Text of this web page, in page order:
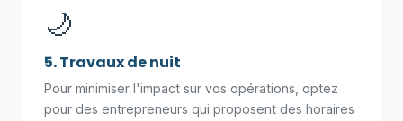
🌙
5. Travaux de nuit
Pour minimiser l'impact sur vos opérations, optez
pour des entrepreneurs qui proposent des horaires